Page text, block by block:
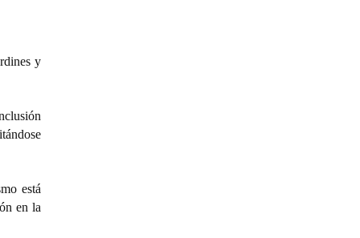
y
está
en la